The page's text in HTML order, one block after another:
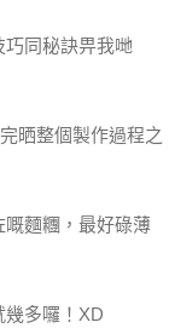
同秘訣畀我哋
晒整個製作過程之
麵糰，最好碌薄
幾多囉！XD